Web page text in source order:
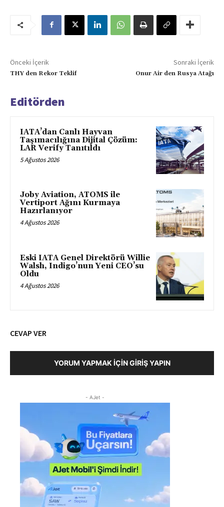
Önceki İçerik
THY den Rekor Teklif
Sonraki İçerik
Onur Air den Rusya Atağı
Editörden
IATA’dan Canlı Hayvan
Taşımacılığına Dijital Çözüm:
LAR Verify Tanıtıldı
5 Ağustos 2026
Joby Aviation, ATOMS ile
Vertiport Ağını Kurmaya
Hazırlanıyor
4 Ağustos 2026
Eski IATA Genel Direktörü Willie
Walsh, Indigo’nun Yeni CEO’su
Oldu
4 Ağustos 2026
CEVAP VER
YORUM YAPMAK İÇIN GIRIŞ YAPIN
- AJet -